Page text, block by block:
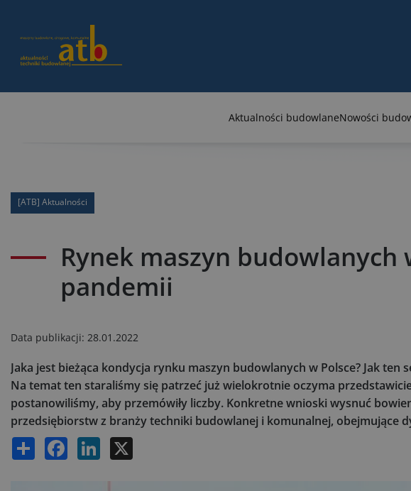
Aktualności budowlaneNowości
[ATB] Aktualności
Rynek maszyn budowlanych
pandemii
Data publikacji: 28.01.2022
Jaka jest bieżąca kondycja rynku maszyn budowlanych w Polsce? Jak
Na temat ten staraliśmy się patrzeć już wielokrotnie oczyma
postanowiliśmy, aby przemówiły liczby. Konkretne wnioski wysnuć
przedsiębiorstw z branży techniki budowlanej i komunalnej, obejmujące
Share Facebook LinkedIn